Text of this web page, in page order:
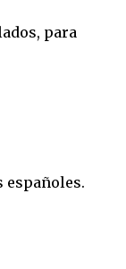
para